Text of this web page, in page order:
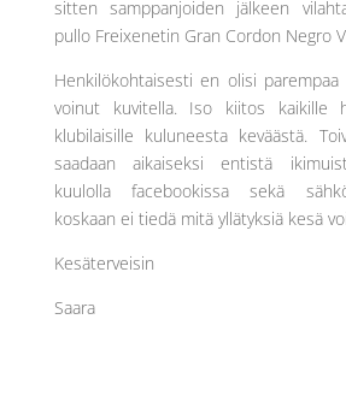
sitten samppanjoiden jälkeen
pullo Freixenetin Gran Cordon Negro
Henkilökohtaisesti en olisi parempaa
voinut kuvitella. Iso kiitos kaikille
klubilaisille kuluneesta keväästä.
saadaan aikaiseksi entistä
kuulolla facebookissa sekä
koskaan ei tiedä mitä yllätyksiä kesä
Kesäterveisin
Saara